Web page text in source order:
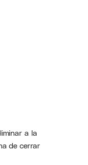
a la
de cerrar